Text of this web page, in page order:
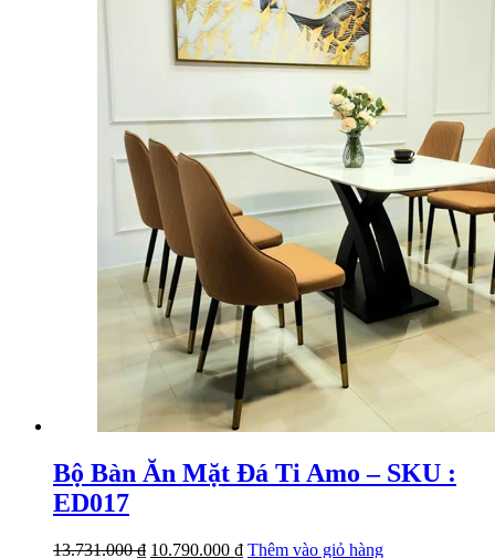
Bộ Bàn Ăn Mặt Đá Ti Amo – SKU :
ED017
13.731.000₫ Giá
10.790.000 ₫Giá
Thêm vào giỏ hàng